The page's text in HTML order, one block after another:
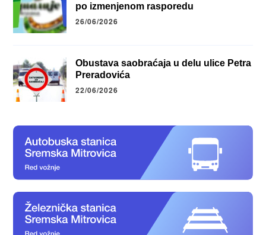
po izmenjenom rasporedu
26/06/2026
Obustava saobraćaja u delu ulice Petra
Preradovića
22/06/2026